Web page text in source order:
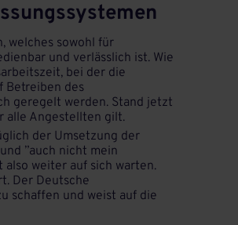
welches sowohl für
und verlässlich ist. Wie
bei der die
Betreiben des
geregelt werden. Stand jetzt
alle Angestellten gilt.
der Umsetzung der
”auch nicht mein
also weiter auf sich warten.
Der Deutsche
schaffen und weist auf die